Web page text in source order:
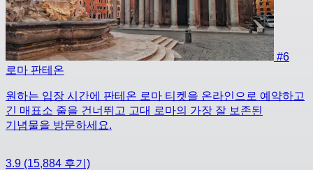
#6
로마 판테온
원하는 입장 시간에 판테온 로마 티켓을 온라인으로 예약하고
긴 매표소 줄을 건너뛰고 고대 로마의 가장 잘 보존된
기념물을 방문하세요.
3.9 (15,884 후기)